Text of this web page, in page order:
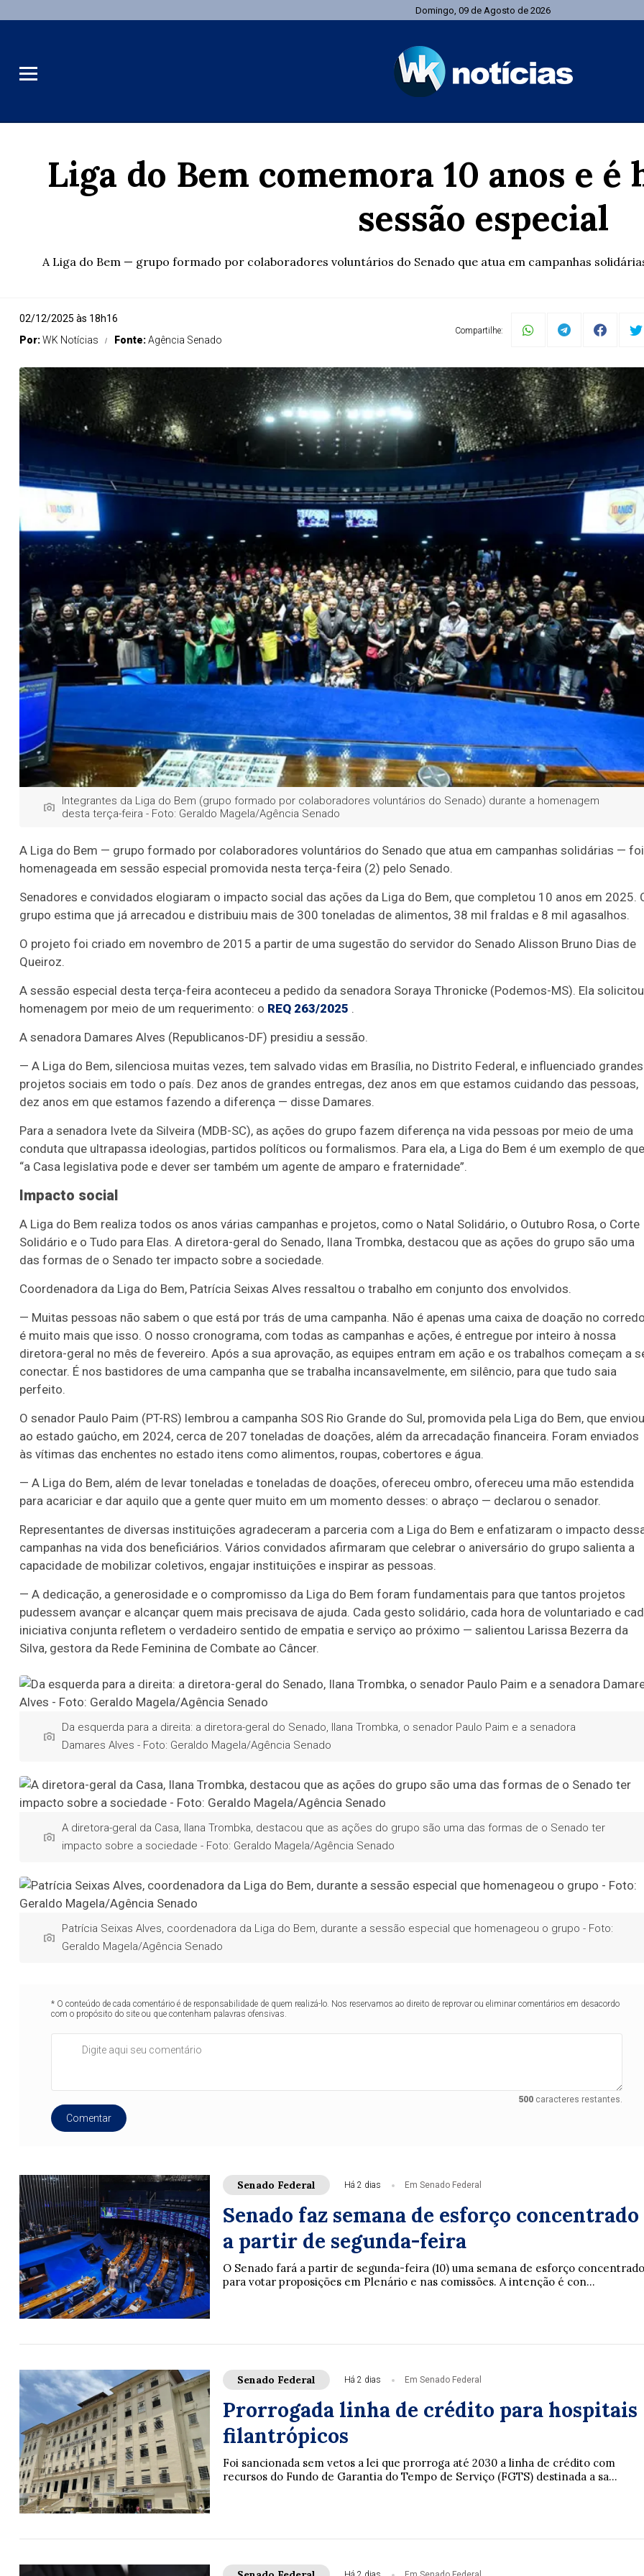
Domingo, 09 de Agosto de 2026
Liga do Bem comemora 10 anos e é
sessão especial
A Liga do Bem — grupo formado por colaboradores voluntários do Senado que atua em campanhas
02/12/2025 às 18h16
Por:WK Notícias Fonte:Agência Senado
Compartilhe:
Integrantes da Liga do Bem (grupo formado por colaboradores voluntários do Senado) durante a homenagem
desta terça-feira - Foto: Geraldo Magela/Agência Senado
A Liga do Bem — grupo formado por colaboradores voluntários do Senado que atua em campanhas solidárias — foi
homenageada em sessão especial promovida nesta terça-feira (2) pelo Senado.
Senadores e convidados elogiaram o impacto social das ações da Liga do Bem, que completou 10 anos em 2025.
grupo estima que já arrecadou e distribuiu mais de 300 toneladas de alimentos, 38 mil fraldas e 8 mil agasalhos.
O projeto foi criado em novembro de 2015 a partir de uma sugestão do servidor do Senado Alisson Bruno Dias de
Queiroz.
A sessão especial desta terça-feira aconteceu a pedido da senadora Soraya Thronicke (Podemos-MS). Ela
homenagem por meio de um requerimento: o REQ 263/2025 .
A senadora Damares Alves (Republicanos-DF) presidiu a sessão.
— A Liga do Bem, silenciosa muitas vezes, tem salvado vidas em Brasília, no Distrito Federal, e influenciado grandes
projetos sociais em todo o país. Dez anos de grandes entregas, dez anos em que estamos cuidando das pessoas,
dez anos em que estamos fazendo a diferença — disse Damares.
Para a senadora Ivete da Silveira (MDB-SC), as ações do grupo fazem diferença na vida pessoas por meio de uma
conduta que ultrapassa ideologias, partidos políticos ou formalismos. Para ela, a Liga do Bem é um exemplo de que
“a Casa legislativa pode e dever ser também um agente de amparo e fraternidade”.
Impacto social
A Liga do Bem realiza todos os anos várias campanhas e projetos, como o Natal Solidário, o Outubro Rosa, o Corte
Solidário e o Tudo para Elas. A diretora-geral do Senado, Ilana Trombka, destacou que as ações do grupo são uma
das formas de o Senado ter impacto sobre a sociedade.
Coordenadora da Liga do Bem, Patrícia Seixas Alves ressaltou o trabalho em conjunto dos envolvidos.
— Muitas pessoas não sabem o que está por trás de uma campanha. Não é apenas uma caixa de doação no
é muito mais que isso. O nosso cronograma, com todas as campanhas e ações, é entregue por inteiro à nossa
diretora-geral no mês de fevereiro. Após a sua aprovação, as equipes entram em ação e os trabalhos começam a
conectar. É nos bastidores de uma campanha que se trabalha incansavelmente, em silêncio, para que tudo saia
perfeito.
O senador Paulo Paim (PT-RS) lembrou a campanha SOS Rio Grande do Sul, promovida pela Liga do Bem, que enviou
ao estado gaúcho, em 2024, cerca de 207 toneladas de doações, além da arrecadação financeira. Foram enviados
às vítimas das enchentes no estado itens como alimentos, roupas, cobertores e água.
— A Liga do Bem, além de levar toneladas e toneladas de doações, ofereceu ombro, ofereceu uma mão estendida
para acariciar e dar aquilo que a gente quer muito em um momento desses: o abraço — declarou o senador.
Representantes de diversas instituições agradeceram a parceria com a Liga do Bem e enfatizaram o impacto
campanhas na vida dos beneficiários. Vários convidados afirmaram que celebrar o aniversário do grupo salienta a
capacidade de mobilizar coletivos, engajar instituições e inspirar as pessoas.
— A dedicação, a generosidade e o compromisso da Liga do Bem foram fundamentais para que tantos projetos
pudessem avançar e alcançar quem mais precisava de ajuda. Cada gesto solidário, cada hora de voluntariado e
iniciativa conjunta refletem o verdadeiro sentido de empatia e serviço ao próximo — salientou Larissa Bezerra da
Silva, gestora da Rede Feminina de Combate ao Câncer.
Da esquerda para a direita: a diretora-geral do Senado, Ilana Trombka, o senador Paulo Paim e a senadora
Damares Alves - Foto: Geraldo Magela/Agência Senado
A diretora-geral da Casa, Ilana Trombka, destacou que as ações do grupo são uma das formas de o Senado ter
impacto sobre a sociedade - Foto: Geraldo Magela/Agência Senado
Patrícia Seixas Alves, coordenadora da Liga do Bem, durante a sessão especial que homenageou o grupo - Foto:
Geraldo Magela/Agência Senado
* O conteúdo de cada comentário é de responsabilidade de quem realizá-lo. Nos reservamos ao direito de reprovar ou eliminar comentários em desacordo
com o propósito do site ou que contenham palavras ofensivas.
500caracteres restantes.
Comentar
Senado Federal Há 2 dias Em Senado Federal
Senado faz semana de esforço concentrado
a partir de segunda-feira
O Senado fará a partir de segunda-feira (10) uma semana de esforço concentrado
para votar proposições em Plenário e nas comissões. A intenção é con...
Senado Federal Há 2 dias Em Senado Federal
Prorrogada linha de crédito para hospitais
filantrópicos
Foi sancionada sem vetos a lei que prorroga até 2030 a linha de crédito com
recursos do Fundo de Garantia do Tempo de Serviço (FGTS) destinada a sa...